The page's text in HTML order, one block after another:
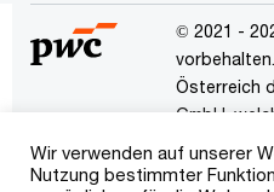
© 2021 -
Österreich
GmbH,
Wir verwenden auf unserer
Nutzung bestimmter